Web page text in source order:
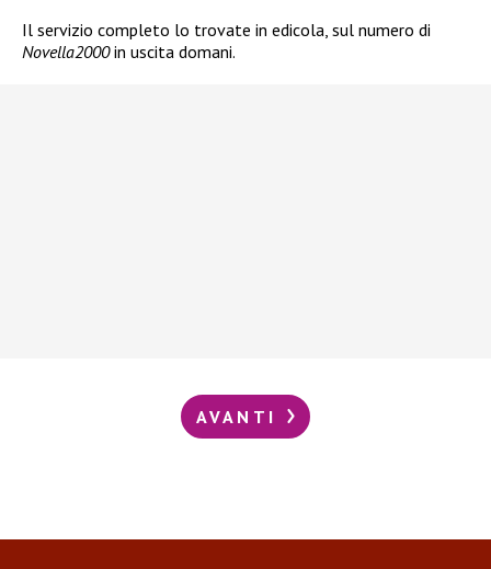
Il servizio completo lo trovate in edicola, sul numero di
Novella2000in uscita domani.
AVANTI